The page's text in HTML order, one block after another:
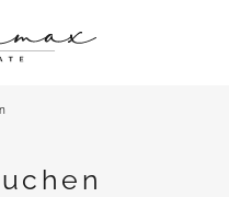
& CO.